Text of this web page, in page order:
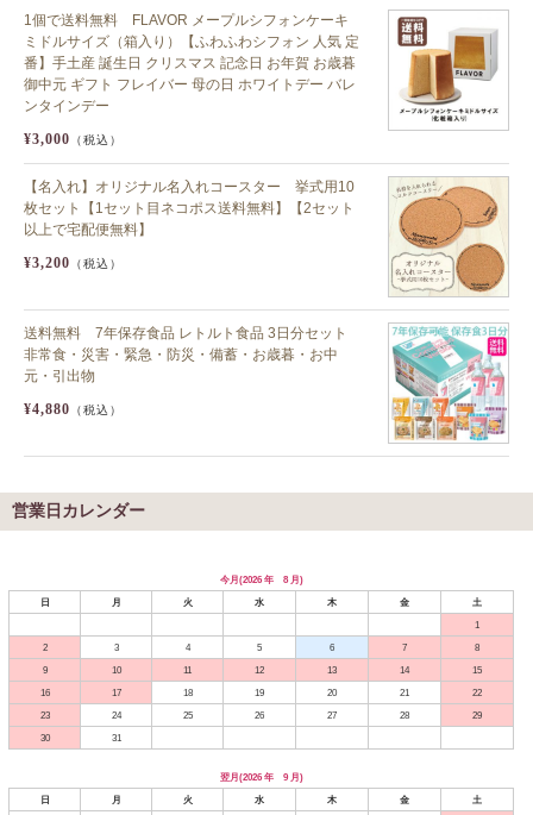
1個で送料無料 FLAVOR メープルシフォンケーキ
ミドルサイズ（箱入り）【ふわふわシフォン 人気 定
番】手土産 誕生日 クリスマス 記念日 お年賀 お歳暮
御中元 ギフト フレイバー 母の日 ホワイトデー バレ
ンタインデー
¥3,000 （税込）
【名入れ】オリジナル名入れコースター 挙式用10
枚セット【1セット目ネコポス送料無料】【2セット
以上で宅配便無料】
¥3,200 （税込）
送料無料 7年保存食品 レトルト食品 3日分セット
非常食・災害・緊急・防災・備蓄・お歳暮・お中
元・引出物
¥4,880 （税込）
営業日カレンダー
今月(2026 年 8 月)
日
月 火 水 木 金
土
1
2
3 4 5 6 7
8
9
10 11 12 13 14
15
16
17 18 19 20 21
22
23
24 25 26 27 28
29
30
31
翌月(2026 年 9 月)
日
月 火 水 木 金
土